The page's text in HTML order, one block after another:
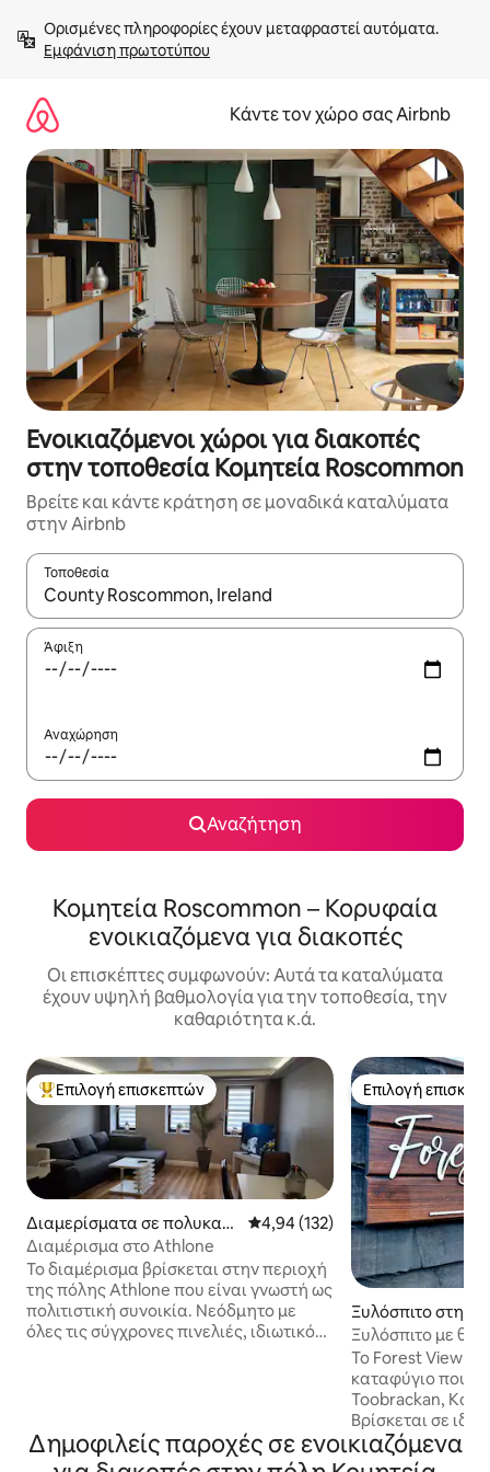
στο
περιεχόμενοΕμφάνιση πρωτοτύπου
Κάντε τον χώρο σας Airbnb
Ενοικιαζόμενοι χώροι για διακοπές
στην τοποθεσία Κομητεία Roscommon
Βρείτε και κάντε κράτηση σε μοναδικά καταλύματα
στην Airbnb
Τοποθεσία
Όταν τα αποτελέσματα είναι διαθέσιμα, μπορείτε να
Άφιξη
Αναχώρηση
Αναζήτηση
Κομητεία Roscommon – Κορυφαία
ενοικιαζόμενα για διακοπές
Οι επισκέπτες συμφωνούν: Αυτά τα καταλύματα
έχουν υψηλή βαθμολογία για την τοποθεσία, την
καθαριότητα κ.ά.
Κορυφαία επιλογή επισκεπτών
Επιλογή επισκεπτών
Διαμερίσματα σε πολυκατο
ικία στην πόλη Athlone
Μέση βαθμολογία: 4,94 στα 5,
4,94 (132)
Διαμέρισμα στο Athlone
Το διαμέρισμα βρίσκεται στην περιοχή
της πόλης Athlone που είναι γνωστή ως
πολιτιστική συνοικία. Νεόδμητο με
όλες τις σύγχρονες πινελιές, ιδιωτικό
εστιατόρια. Το θέατρο Deane Crowe
και ο ποταμός Shannon. Λίγο
Επιλογή
Επιλογή
Ξυλόσπιτο στην
ty Roscommon
Ξυλόσπιτο με
Το Forest View
καταφύγιο που
Toobrackan,
Βρίσκεται σε
διακοσμημένο με
φιλοξενήσει 2
Δημοφιλείς παροχές σε ενοικιαζόμενα